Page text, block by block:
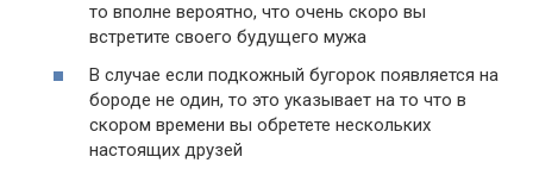
то вполне вероятно, что очень скоро вы
встретите своего будущего мужа
В случае если подкожный бугорок появляется на
бороде не один, то это указывает на то что в
скором времени вы обретете нескольких
настоящих друзей